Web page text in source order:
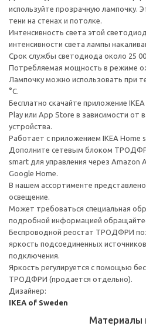
используйте прозрачную лампочку.
тени на стенах и потолке.
Интенсивность света этой
интенсивности света лампы
Срок службы светодиода около 25
Потребляемая мощность в режиме
Лампочку можно использовать при
°C.
Бесплатно скачайте приложение
Play или App Store в зависимости от
устройства.
Работает с приложением IKEA Home
Дополните сетевым блоком
smart для управления через Amazon
Google Home.
В нашем ассортименте
освещение.
Может требоваться специальная
подробной информацией
Беспроводной реостат ТРОДФРИ
яркость подсоединенных
подключения.
Яркость регулируется с помощью
ТРОДФРИ (продается отдельно).
Дизайнер:
IKEA of Sweden
Материалы